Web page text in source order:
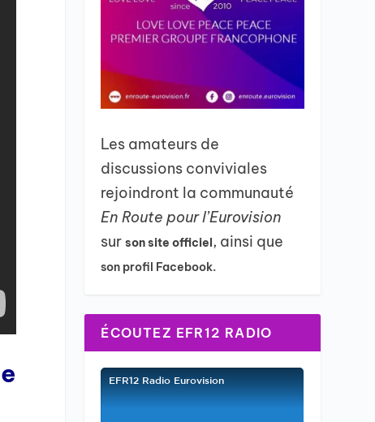
e
Les amateurs de
discussions conviviales
rejoindront la communauté
En Route pour l’Eurovision
surson site officiel, ainsi que
son profil Facebook.
ÉCOUTEZ EFR12 RADIO